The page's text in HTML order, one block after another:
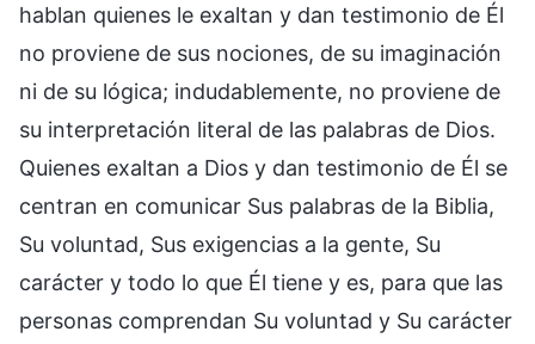
hablan quienes le exaltan y dan testimonio de Él
no proviene de sus nociones, de su imaginación
ni de su lógica; indudablemente, no proviene de
su interpretación literal de las palabras de Dios.
Quienes exaltan a Dios y dan testimonio de Él se
centran en comunicar Sus palabras de la Biblia,
Su voluntad, Sus exigencias a la gente, Su
carácter y todo lo que Él tiene y es, para que las
personas comprendan Su voluntad y Su carácter